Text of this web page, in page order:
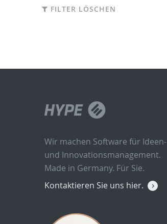
FILTER LÖSCHEN
Wir machen Software für Ideen-
und Innovationsmanagement.
Made in Germany. Für Sie.
Kontaktieren Sie uns hier.